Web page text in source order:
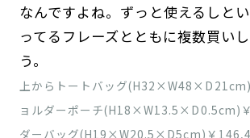
なんですよね。ずっと使えるしと
ってるフレーズとともに複数買い
う。
上からトートバッグ
ョルダーポーチ(H18×W13.5×D0.5cm)
ダーバッグ(H19×W20.5×D5cm)￥